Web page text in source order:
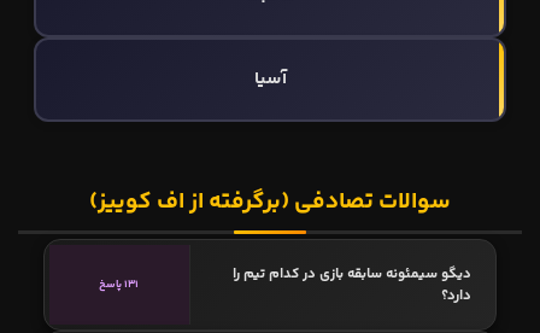
آسیا
سوالات تصادفی (برگرفته از اف کوییز)
دیگو سیمئونه سابقه بازی در کدام تیم را
دارد؟
131 پاسخ